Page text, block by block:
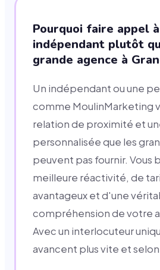
Pourquoi faire appel
indépendant plutôt
grande agence à
Un indépendant ou une
comme MoulinMarketing
relation de proximité et
personnalisée que les
peuvent pas fournir. Vous
meilleure réactivité, de
avantageux et d'une
compréhension de votre
Avec un interlocuteur
avancent plus vite et